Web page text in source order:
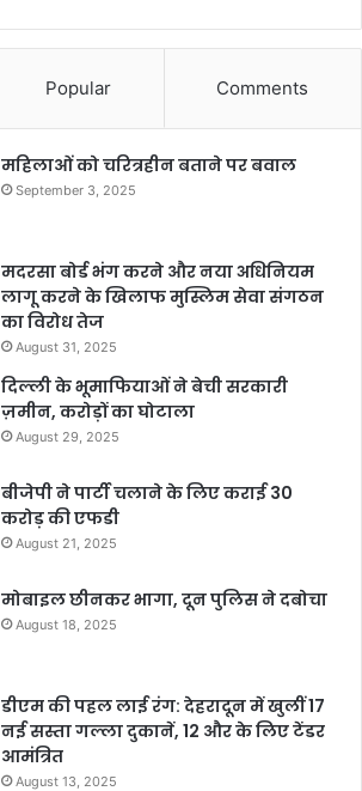
Popular Comments
महिलाओं को चरित्रहीन बताने पर बवाल
September 3, 2025
मदरसा बोर्ड भंग करने और नया अधिनियम
लागू करने के खिलाफ मुस्लिम सेवा संगठन
का विरोध तेज
August 31, 2025
दिल्ली के भूमाफियाओं ने बेची सरकारी
ज़मीन, करोड़ों का घोटाला
August 29, 2025
बीजेपी ने पार्टी चलाने के लिए कराई 30
करोड़ की एफडी
August 21, 2025
मोबाइल छीनकर भागा, दून पुलिस ने दबोचा
August 18, 2025
डीएम की पहल लाई रंग: देहरादून में खुलीं 17
नई सस्ता गल्ला दुकानें, 12 और के लिए टेंडर
आमंत्रित
August 13, 2025